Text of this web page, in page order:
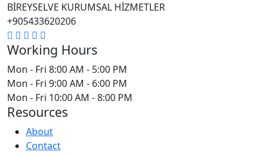
BİREYSELVE KURUMSAL HİZMETLER
+905433620206
Working Hours
Mon - Fri 8:00 AM - 5:00 PM
Mon - Fri 9:00 AM - 6:00 PM
Mon - Fri 10:00 AM - 8:00 PM
Resources
About
Contact